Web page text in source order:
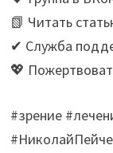
📗 Читать
✔ Служба
💖
#зрение